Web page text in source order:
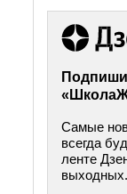
Самые
всегда
ленте
выходных.